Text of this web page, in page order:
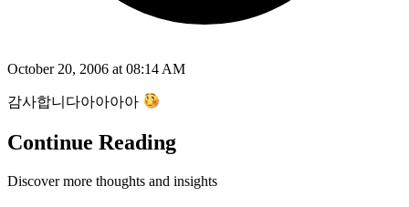
October 20, 2006 at 08:14 AM
감사합니다아아아아
Continue Reading
Discover more thoughts and insights